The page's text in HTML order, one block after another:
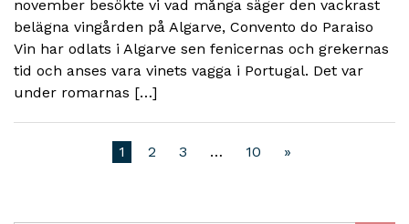
november besökte vi vad många säger den vackrast
belägna vingården på Algarve, Convento do Paraiso
Vin har odlats i Algarve sen fenicernas och grekernas
tid och anses vara vinets vagga i Portugal. Det var
under romarnas […]
1 2 3 … 10 »